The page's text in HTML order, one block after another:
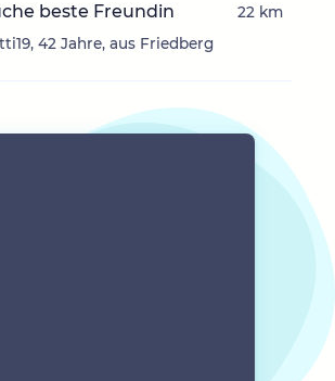
beste Freundin
42 Jahre, aus Friedberg
22 km